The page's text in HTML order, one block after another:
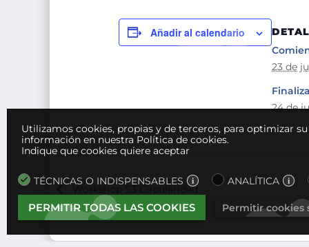
Añadir al calendario
23 de
24 de
Workshop S3 Circularidad
Utilizamos cookies, propias y de terceros, para optimizar
información en nuestra Política de cookies.
Indique que cookies quiere aceptar
TÉCNICAS O INDISPENSABLES ANALÍTICA
PERMITIR TODAS LAS COOKIES Permitir cookies